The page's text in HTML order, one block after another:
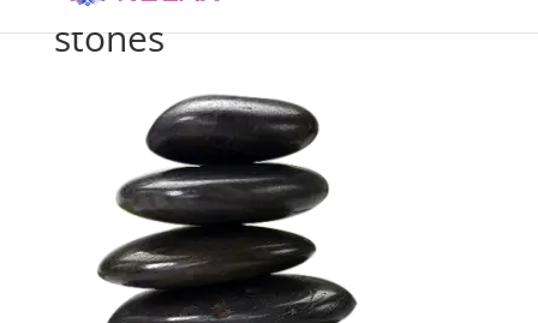
stones